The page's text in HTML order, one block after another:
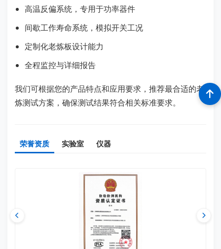
高温反偏系统，专用于功率器件
间歇工作寿命系统，模拟开关工况
定制化老炼板设计能力
全程监控与详细报告
我们可根据您的产品特点和应用要求，推荐最合适的老
炼测试方案，确保测试结果符合相关标准要求。
荣誉资质 实验室 仪器